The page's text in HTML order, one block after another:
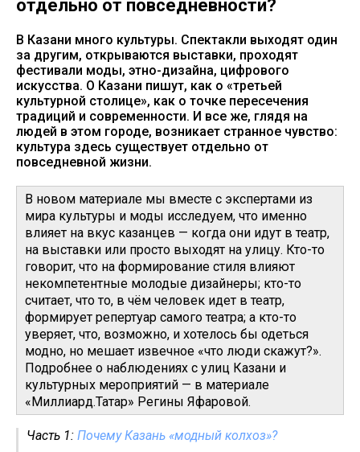
отдельно от повседневности?
В Казани много культуры. Спектакли выходят один
за другим, открываются выставки, проходят
фестивали моды, этно-дизайна, цифрового
искусства. О Казани пишут, как о «третьей
культурной столице», как о точке пересечения
традиций и современности. И все же, глядя на
людей в этом городе, возникает странное чувство:
культура здесь существует отдельно от
повседневной жизни.
В новом материале мы вместе с экспертами из
мира культуры и моды исследуем, что именно
влияет на вкус казанцев — когда они идут в театр,
на выставки или просто выходят на улицу. Кто-то
говорит, что на формирование стиля влияют
некомпетентные молодые дизайнеры; кто-то
считает, что то, в чём человек идет в театр,
формирует репертуар самого театра; а кто-то
уверяет, что, возможно, и хотелось бы одеться
модно, но мешает извечное «что люди скажут?».
Подробнее о наблюдениях с улиц Казани и
культурных мероприятий — в материале
«Миллиард.Татар» Регины Яфаровой.
Часть 1: Почему Казань «модный колхоз»?